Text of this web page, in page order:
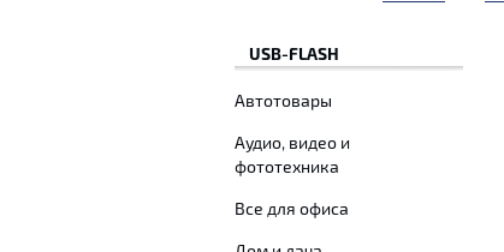
USB-FLASH
Автотовары
Аудио, видео и
фототехника
Все для офиса